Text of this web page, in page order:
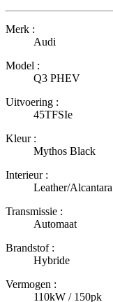
Merk :
Audi
Model :
Q3 PHEV
Uitvoering :
45TFSIe
Kleur :
Mythos Black
Interieur :
Leather/
Transmissie :
Automaat
Brandstof :
Hybride
Vermogen :
110kW / 150pk